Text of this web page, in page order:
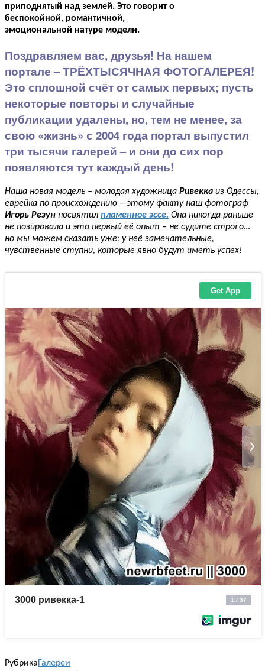
приподнятый над землей. Это говорит о
беспокойной, романтичной,
эмоциональной натуре модели.
Поздравляем вас, друзья! На нашем
портале – ТРЁХТЫСЯЧНАЯ ФОТОГАЛЕРЕЯ!
Это сплошной счёт от самых первых; пусть
некоторые повторы и случайные
публикации удалены, но, тем не менее, за
свою «жизнь» с 2004 года портал выпустил
три тысячи галерей – и они до сих пор
появляются тут каждый день!
Наша новая модель – молодая художница Ривекка из Одессы,
еврейка по происхождению – этому факту наш фотограф
Игорь Резун посвятил пламенное эссе. Она никогда раньше
не позировала и это первый её опыт – не судите строго…
но мы можем сказать уже: у неё замечательные,
чувственные ступни, которые явно будут иметь успех!
РубрикаГалереи